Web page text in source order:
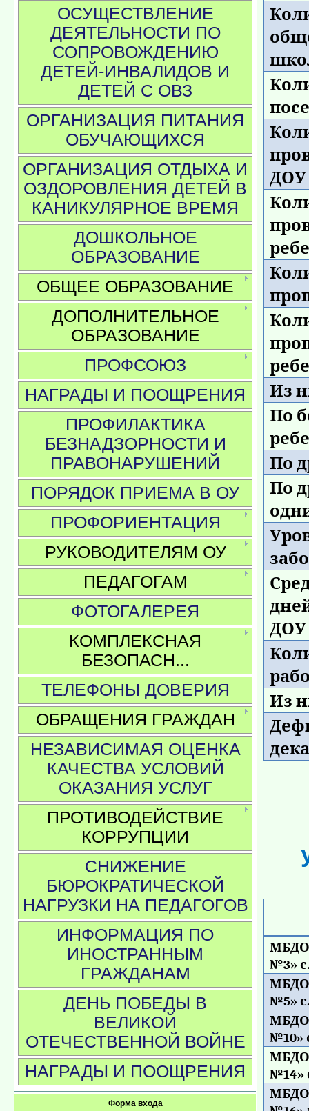
ОСУЩЕСТВЛЕНИЕ
ДЕЯТЕЛЬНОСТИ ПО
СОПРОВОЖДЕНИЮ
ДЕТЕЙ-ИНВАЛИДОВ И
ДЕТЕЙ С ОВЗ
ОРГАНИЗАЦИЯ ПИТАНИЯ
ОБУЧАЮЩИХСЯ
ОРГАНИЗАЦИЯ ОТДЫХА И
ОЗДОРОВЛЕНИЯ ДЕТЕЙ В
КАНИКУЛЯРНОЕ ВРЕМЯ
ДОШКОЛЬНОЕ
ОБРАЗОВАНИЕ
ОБЩЕЕ ОБРАЗОВАНИЕ
ДОПОЛНИТЕЛЬНОЕ
ОБРАЗОВАНИЕ
ПРОФСОЮЗ
НАГРАДЫ И ПООЩРЕНИЯ
ПРОФИЛАКТИКА
БЕЗНАДЗОРНОСТИ И
ПРАВОНАРУШЕНИЙ
ПОРЯДОК ПРИЕМА В ОУ
ПРОФОРИЕНТАЦИЯ
РУКОВОДИТЕЛЯМ ОУ
ПЕДАГОГАМ
ФОТОГАЛЕРЕЯ
КОМПЛЕКСНАЯ
БЕЗОПАСН...
ТЕЛЕФОНЫ ДОВЕРИЯ
ОБРАЩЕНИЯ ГРАЖДАН
НЕЗАВИСИМАЯ ОЦЕНКА
КАЧЕСТВА УСЛОВИЙ
ОКАЗАНИЯ УСЛУГ
ПРОТИВОДЕЙСТВИЕ
КОРРУПЦИИ
СНИЖЕНИЕ
БЮРОКРАТИЧЕСКОЙ
НАГРУЗКИ НА ПЕДАГОГОВ
ИНФОРМАЦИЯ ПО
ИНОСТРАННЫМ
ГРАЖДАНАМ
ДЕНЬ ПОБЕДЫ В
ВЕЛИКОЙ
ОТЕЧЕСТВЕННОЙ ВОЙНЕ
НАГРАДЫ И ПООЩРЕНИЯ
Форма входа
ДОУ
Из
По
По
По
ДОУ
Из
№3»
№5»
№10»
№14»